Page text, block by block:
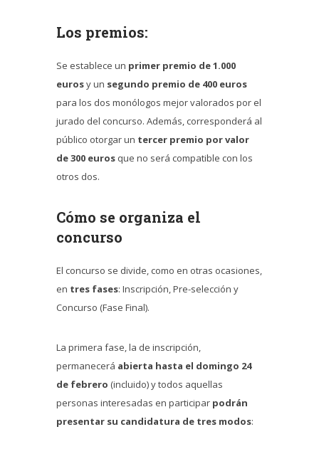
Los premios:
Se establece un primer premio de 1.000
eurosy un segundo premio de 400 euros
para los dos monólogos mejor valorados por el
jurado del concurso. Además, corresponderá al
público otorgar un tercer premio por valor
de 300 euros que no será compatible con los
otros dos.
Cómo se organiza el
concurso
El concurso se divide, como en otras ocasiones,
en tres fases: Inscripción, Pre-selección y
Concurso (Fase Final).
La primera fase, la de inscripción,
permanecerá abierta hasta el domingo 24
de febrero (incluido) y todos aquellas
personas interesadas en participar podrán
presentar su candidatura de tres modos: